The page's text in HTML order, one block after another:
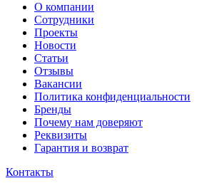
О компании
Сотрудники
Проекты
Новости
Статьи
Отзывы
Вакансии
Политика конфиденциальности
Бренды
Почему нам доверяют
Реквизиты
Гарантия и возврат
Контакты